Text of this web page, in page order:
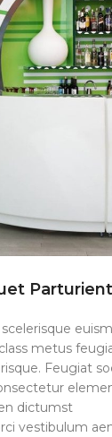
Parturient
metus
Feugiat
dictumst
vestibulum